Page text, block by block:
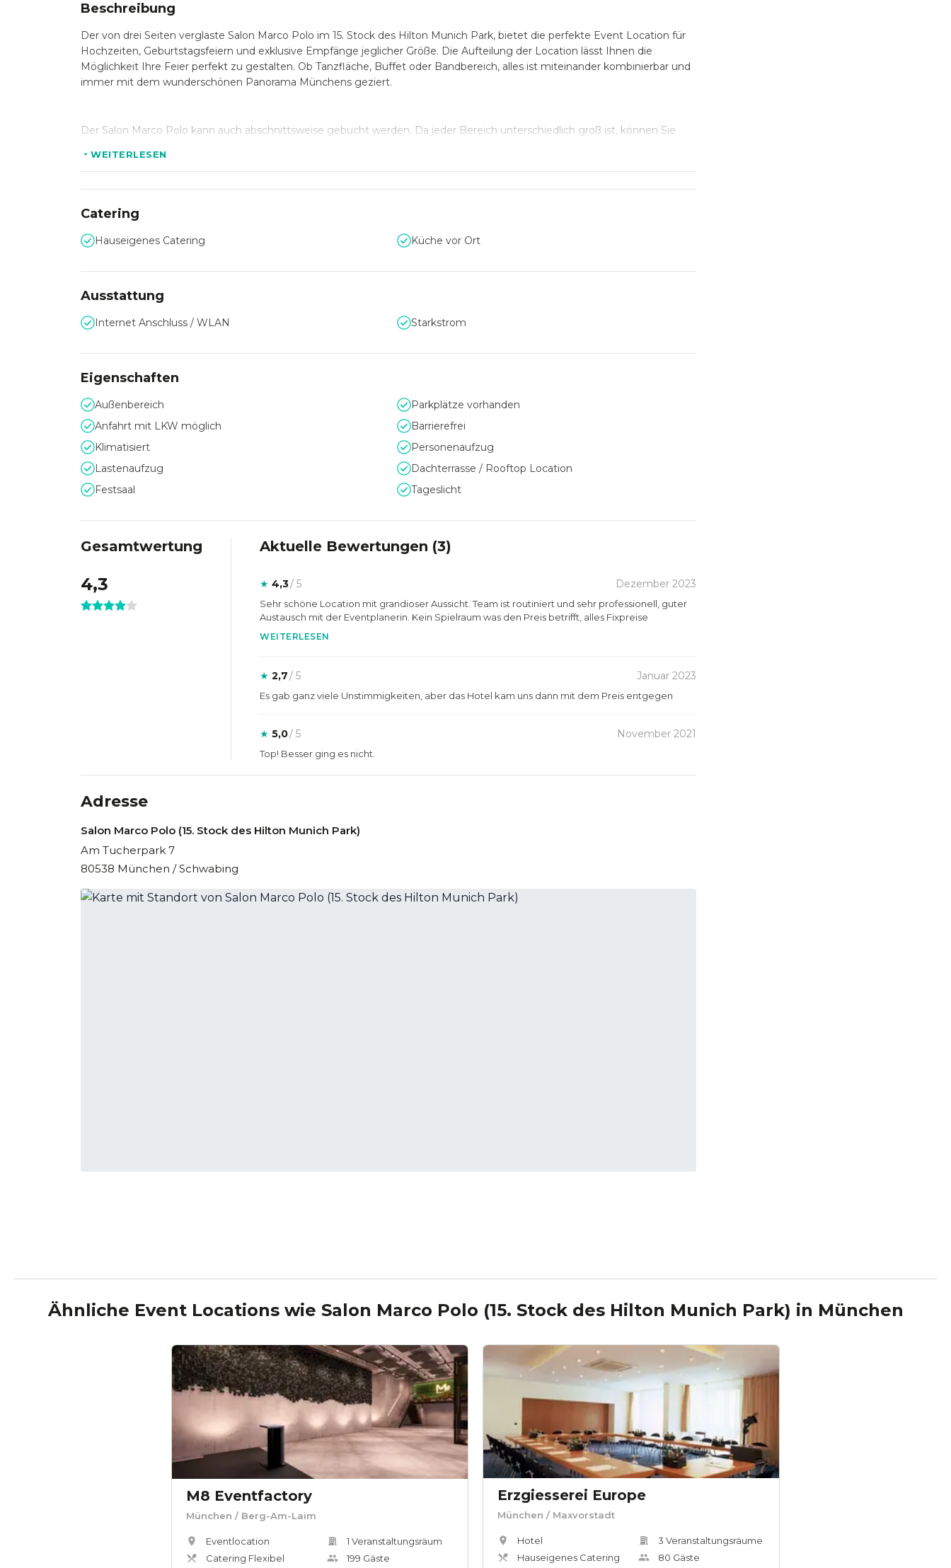
Beschreibung
Der von drei Seiten verglaste Salon Marco Polo im 15. Stock des Hilton Munich Park, bietet die perfekte Event Location für
Hochzeiten, Geburtstagsfeiern und exklusive Empfänge jeglicher Größe. Die Aufteilung der Location lässt Ihnen die
Möglichkeit Ihre Feier perfekt zu gestalten. Ob Tanzfläche, Buffet oder Bandbereich, alles ist miteinander kombinierbar und
immer mit dem wunderschönen Panorama Münchens geziert.
Der Salon Marco Polo kann auch abschnittsweise gebucht werden. Da jeder Bereich unterschiedlich groß ist, können Sie
DasTivoli Restaurant & Terrasseund dieJuliet Rose Barbieten sich ebenfalls mit wunderschönen Räumlichkeiten für
Direkt am Englischen Garten genießen Sie den atemberaubenden Blick über ganz München in ruhiger Lage und die Kulisse
der Alpen gibt Ihrer Feier die perfekte Untermalung. Die kleine Dachterrasse für bis zu 66 Gäste bietet den perfekten
werden zu lassen.
WEITERLESEN
Catering
Hauseigenes Catering Küche vor Ort
Ausstattung
Internet Anschluss / WLAN Starkstrom
Eigenschaften
Außenbereich
Parkplätze vorhanden
Anfahrt mit LKW möglich
Barrierefrei
Klimatisiert
Personenaufzug
Lastenaufzug
Dachterrasse / Rooftop Location
Festsaal
Tageslicht
Gesamtwertung
4,3
Aktuelle Bewertungen (3)
★ 4,3/ 5 Dezember 2023
Sehr schöne Location mit grandioser Aussicht. Team ist routiniert und sehr professionell, guter
Austausch mit der Eventplanerin. Kein Spielraum was den Preis betrifft, alles Fixpreise
WEITERLESEN
★ 2,7/ 5 Januar 2023
Es gab ganz viele Unstimmigkeiten, aber das Hotel kam uns dann mit dem Preis entgegen
★ 5,0/ 5 November 2021
Top! Besser ging es nicht.
Adresse
Salon Marco Polo (15. Stock des Hilton Munich Park)
Am Tucherpark 7
80538 München / Schwabing
Ähnliche Event Locations wie Salon Marco Polo (15. Stock des Hilton Munich Park) in München
M8 Eventfactory
München / Berg-Am-Laim
Eventlocation
Catering Flexibel
1 Veranstaltungsräum
199 Gäste
Erzgiesserei Europe
München / Maxvorstadt
Hotel
Hauseigenes Catering
3 Veranstaltungsräume
80 Gäste